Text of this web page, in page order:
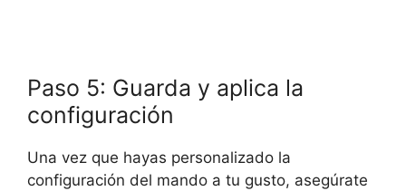
Paso 5: Guarda y aplica la
configuración
Una vez que hayas personalizado la
configuración del mando a tu gusto, asegúrate